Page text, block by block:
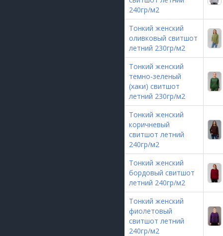
240гр/м2
Тонкий женский
оливковый свитшот
летний 230гр/м2
Тонкий женский
темно-зеленый
(хаки) свитшот
летний 230гр/м2
Тонкий женский
коричневый
свитшот летний
240гр/м2
Тонкий женский
бордовый свитшот
летний 240гр/м2
Тонкий женский
фиолетовый
свитшот летний
240гр/м2